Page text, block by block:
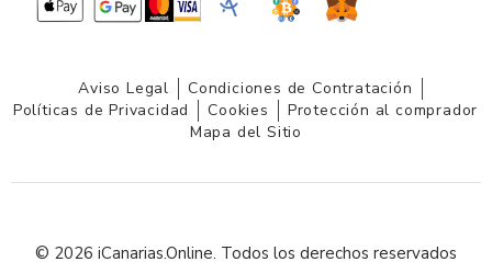
Aviso Legal
Condiciones de Contratación
Políticas de Privacidad
Cookies
Protección al comprador
Mapa del Sitio
© 2026 iCanarias.Online. Todos los derechos reservados